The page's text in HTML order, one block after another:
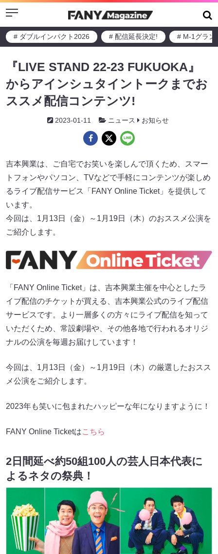
Menu
# ダブルインパクト2026 # 配信延長決定! # M-1グラン
『LIVE STAND 22-23 FUKUOKA』
からアインシュタイントークまでお
ススメ配信コンテンツ!
2023-01-11 ニュース お知らせ
吉本興業は、ご自宅でお笑いを楽しんで頂くため、スマー
トフォンやパソコン、TVなどで手軽にコンテンツが楽しめ
るライブ配信サービス「FANY Online Ticket」を提供して
います。
今回は、1月13日（金）～1月19日（木）のおススメ公演を
ご紹介します。
「FANY Online Ticket」は、吉本興業主催を中心としたラ
イブ配信のチケットが買える、吉本興業公式のライブ配信
サービスです。より一層多くの方々にライブ配信を知って
いただくため、常設劇場や、その他各地で行われるオリジ
ナルの公演を毎週お届けしています！
今回は、1月13日（金）～1月19日（木）の厳選したおスス
メ公演をご紹介します。
2023年も笑いに包まれたハッピーな年になりますように！
FANY Online Ticketはこちら
2日間延べ約50組100人の芸人日本代表に
よるネタの祭典！